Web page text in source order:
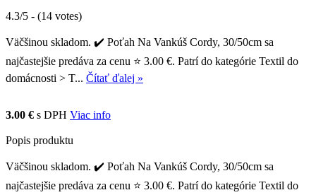
4.3/5 - (14 votes)
Väčšinou skladom. ✔️ Poťah Na Vankúš Cordy, 30/50cm sa
najčastejšie predáva za cenu ⭐ 3.00 €. Patrí do kategórie Textil do
domácnosti > T... Čítať ďalej »
3.00 € s DPH Viac info
Popis produktu
Väčšinou skladom. ✔️ Poťah Na Vankúš Cordy, 30/50cm sa
najčastejšie predáva za cenu ⭐ 3.00 €. Patrí do kategórie Textil do